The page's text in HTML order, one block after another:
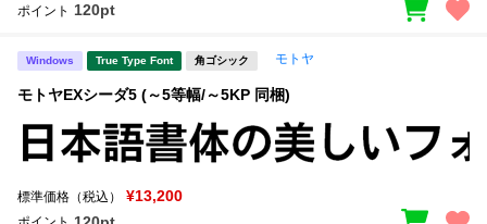
ポイント 120pt
Windows True Type Font 角ゴシック モトヤ
モトヤEXシーダ5 (～5等幅/～5KP 同梱)
標準価格（税込） ¥13,200